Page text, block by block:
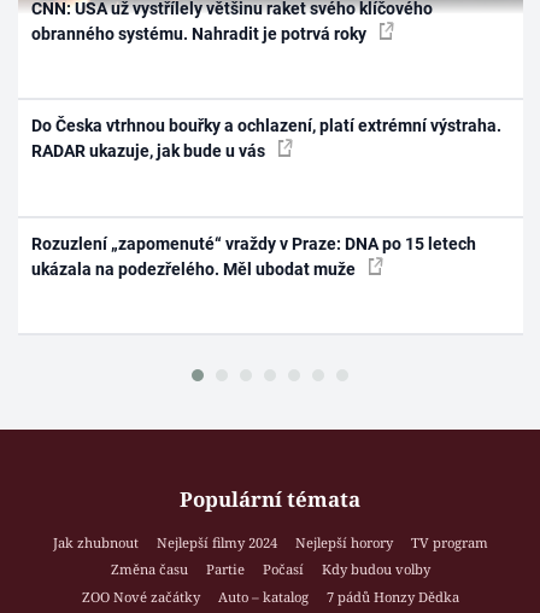
CNN: USA už vystřílely většinu raket svého klíčového
obranného systému. Nahradit je potrvá roky
Do Česka vtrhnou bouřky a ochlazení, platí extrémní výstraha.
RADAR ukazuje, jak bude u vás
Rozuzlení „zapomenuté“ vraždy v Praze: DNA po 15 letech
ukázala na podezřelého. Měl ubodat muže
Populární témata
Jak zhubnout Nejlepší filmy 2024 Nejlepší horory
TV program
Změna času
Partie Počasí
Kdy budou volby
ZOO Nové začátky
Auto – katalog
7 pádů Honzy Dědka